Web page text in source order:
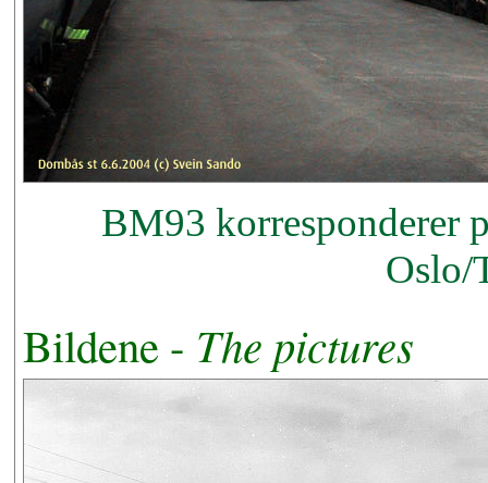
BM93 korresponderer
Oslo/
Bildene - The pictures